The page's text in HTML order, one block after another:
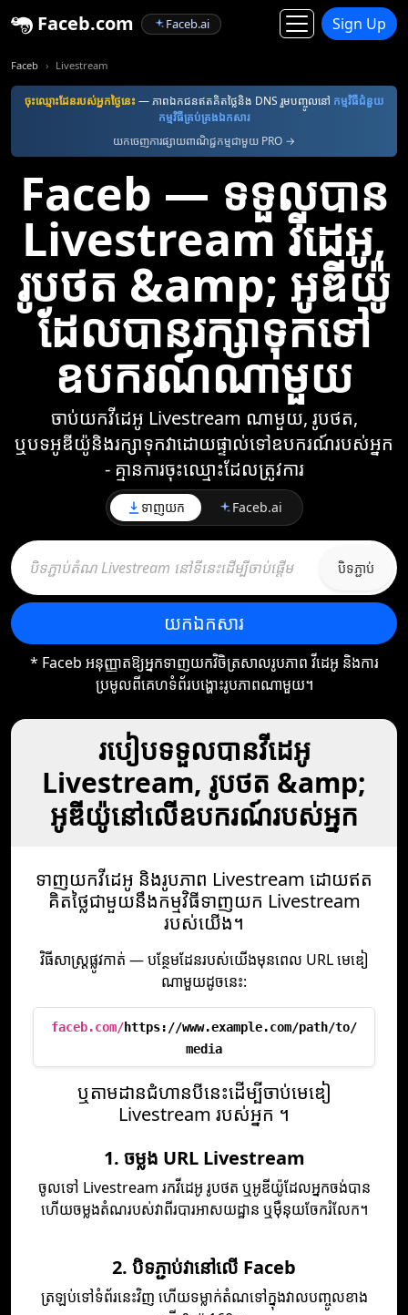
Faceb.com Faceb.ai Sign Up
Faceb Livestream
ចុះឈ្មោះ​ដែន​របស់​អ្នក​ថ្ងៃនេះ — ភាពឯកជនឥតគិតថ្លៃនិង DNS រួមបញ្ចូលនៅ កម្មវិធី​ជំនួយ​
កម្មវិធី​គ្រប់គ្រង​ឯកសារ
យកចេញការផ្សាយពាណិជ្ជកម្មជាមួយ PRO →
Faceb — ទទួលបាន
Livestream វីដេអូ,
រូបថត &amp; អូឌីយ៉ូ
ដែលបានរក្សាទុកទៅ
ឧបករណ៍ណាមួយ
ចាប់យកវីដេអូ Livestream ណាមួយ, រូបថត,
ឬបទអូឌីយ៉ូនិងរក្សាទុកវាដោយផ្ទាល់ទៅឧបករណ៍របស់អ្នក
- គ្មានការចុះឈ្មោះដែលត្រូវការ
ទាញយក Faceb.ai
បិទភ្ជាប់
យក​ឯកសារ
* Faceb អនុញ្ញាតឱ្យអ្នកទាញយកវិចិត្រសាលរូបភាព វីដេអូ និងការ
ប្រមូលពីគេហទំព័របង្ហោះរូបភាពណាមួយ។
របៀបទទួលបានវីដេអូ
Livestream, រូបថត &amp;
អូឌីយ៉ូនៅលើឧបករណ៍របស់អ្នក
ទាញយកវីដេអូ និងរូបភាព Livestream ដោយឥត
គិតថ្លៃជាមួយនឹងកម្មវិធីទាញយក Livestream
របស់យើង។
វិធីសាស្ត្រផ្លូវកាត់ — បន្ថែមដែនរបស់យើងមុនពេល URL មេឌៀ
ណាមួយដូចនេះ:
faceb.com/https://www.example.com/path/to/
media
ឬ​តាម​ដាន​ជំហាន​បី​នេះ​ដើម្បី​ចាប់​មេឌៀ
Livestream របស់​អ្នក ។
1. ចម្លង URL Livestream
ចូលទៅ Livestream រកវីដេអូ រូបថត ឬអូឌីយ៉ូដែលអ្នកចង់បាន
ហើយចម្លងតំណរបស់វាពីរបារអាសយដ្ឋាន ឬម៉ឺនុយចែករំលែក។
2. បិទភ្ជាប់វានៅលើ Faceb
ត្រឡប់​ទៅ​ទំព័រ​នេះ​វិញ ហើយ​ទម្លាក់​តំណ​ទៅ​ក្នុង​វាល​បញ្ចូល​ខាង​